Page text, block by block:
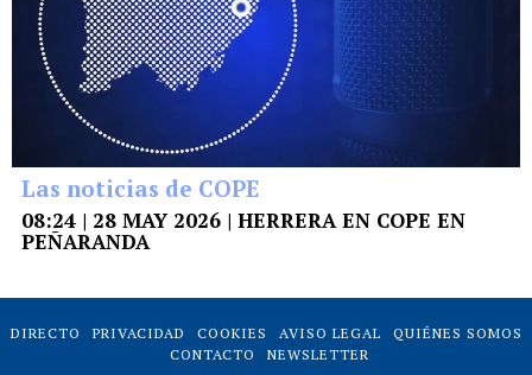
Las noticias de COPE
08:24 | 28 MAY 2026 | HERRERA EN COPE EN
PEÑARANDA
DIRECTO PRIVACIDAD COOKIES AVISO LEGAL
QUIÉNES SOMOS
CONTACTO
NEWSLETTER